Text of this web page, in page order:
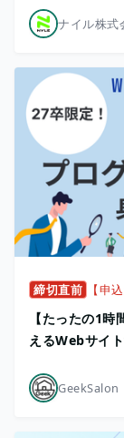
ナイル株式
締切直前 【申
【たったの1
えるWebサイ
GeekSalon